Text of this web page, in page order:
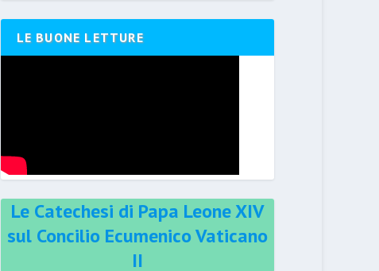
LE BUONE LETTURE
Le Catechesi di Papa Leone XIV
sul Concilio Ecumenico Vaticano
II